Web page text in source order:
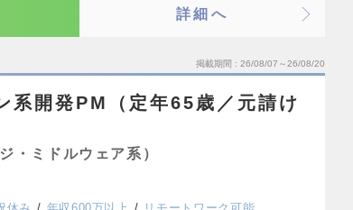
詳細へ
掲載期間 26/08/07～26/08/20
系開発PM（定年65歳／元請け
・ミドルウェア系）